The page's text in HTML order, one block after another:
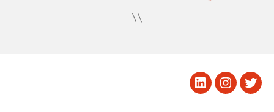
تويتر Instagram
LinkedIn